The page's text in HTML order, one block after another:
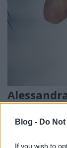
Blog - Do
If you wish to